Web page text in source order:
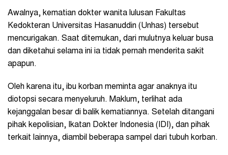
Awalnya, kematian dokter wanita lulusan Fakultas
Kedokteran Universitas Hasanuddin (Unhas) tersebut
mencurigakan. Saat ditemukan, dari mulutnya keluar busa
dan diketahui selama ini ia tidak pernah menderita sakit
apapun.
Oleh karena itu, ibu korban meminta agar anaknya itu
diotopsi secara menyeluruh. Maklum, terlihat ada
kejanggalan besar di balik kematiannya. Setelah ditangani
pihak kepolisian, Ikatan Dokter Indonesia (IDI), dan pihak
terkait lainnya, diambil beberapa sampel dari tubuh korban.